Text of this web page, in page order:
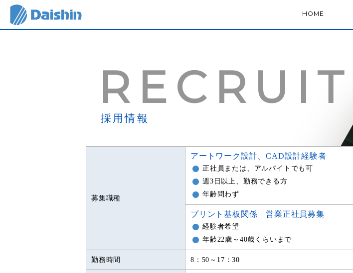
HOME
HOME
RECRUIT
採用情報
募集職種
アートワーク設計、CAD設計経験者
正社員または、アルバイトでも可
週3日以上、勤務できる方
年齢問わず
プリント基板関係 営業正社員募集
経験者希望
年齢22歳～40歳くらいまで
勤務時間 8：50～17：30